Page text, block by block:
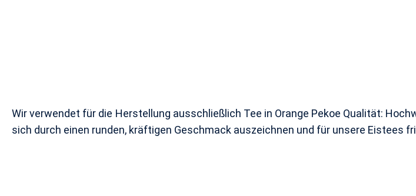
Wir verwendet für die Herstellung ausschließlich Tee in Orange Pekoe Qualität:
sich durch einen runden, kräftigen Geschmack auszeichnen und für unsere Eistees